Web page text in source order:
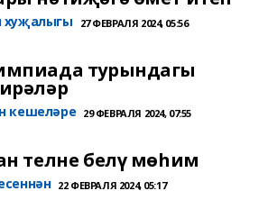
хуҗалыгы 27 ФЕВРАЛЯ 2024, 05:56
турындагы
кешеләре 29 ФЕВРАЛЯ 2024, 07:55
телне белү мөһим
22 ФЕВРАЛЯ 2024, 05:17